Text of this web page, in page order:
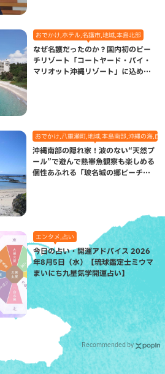
おでかけ,ホテル,名護市,地域,本島北部
なぜ名護だったのか？国内初のビー
チリゾート「コートヤード・バイ・
マリオット沖縄リゾート」に込めら
おでかけ,八重瀬町,地域,本島南部,沖縄の海,自
沖縄南部の隠れ家！波のない“天然プ
ール”で遊んで熱帯魚観察も楽しめる
個性あふれる「玻名城の郷ビーチ」
エンタメ,占い
今日の占い・開運アドバイス 2026
年8月5日（水）【琉球鑑定士ミウマ
まいにち九星気学開運占い】
Recommended by